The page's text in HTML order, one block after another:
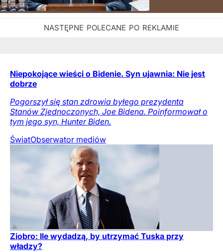
Niepokojące wieści o Bidenie. Syn ujawnia: Nie jest
dobrze
Pogorszył się stan zdrowia byłego prezydenta
Stanów Zjednoczonych, Joe Bidena. Poinformował o
tym jego syn, Hunter Biden.
ŚwiatObserwator mediów
Ziobro: Ile wydadzą, by utrzymać Tuska przy
władzy?